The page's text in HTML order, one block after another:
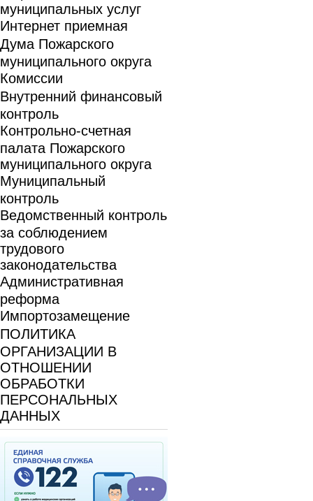
муниципальных услуг
Интернет приемная
Дума Пожарского
муниципального округа
Комиссии
Внутренний финансовый
контроль
Контрольно-счетная
палата Пожарского
муниципального округа
Муниципальный
контроль
Ведомственный контроль
за соблюдением
трудового
законодательства
Административная
реформа
Импортозамещение
ПОЛИТИКА
ОРГАНИЗАЦИИ В
ОТНОШЕНИИ
ОБРАБОТКИ
ПЕРСОНАЛЬНЫХ
ДАННЫХ